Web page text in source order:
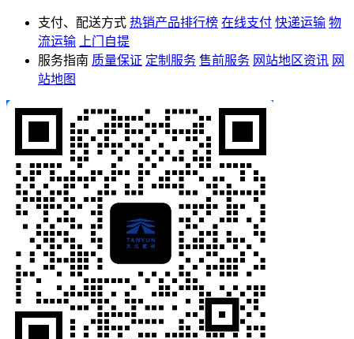
支付、配送方式 热销产品排行榜 在线支付 快递运输 物
流运输
上门自提
服务指南 质量保证 定制服务 售前服务 网站地区资讯 网
站地图